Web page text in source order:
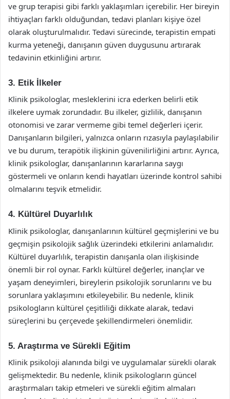
ve grup terapisi gibi farklı yaklaşımları içerebilir. Her bireyin
ihtiyaçları farklı olduğundan, tedavi planları kişiye özel
olarak oluşturulmalıdır. Tedavi sürecinde, terapistin empati
kurma yeteneği, danışanın güven duygusunu artırarak
tedavinin etkinliğini artırır.
3. Etik İlkeler
Klinik psikologlar, mesleklerini icra ederken belirli etik
ilkelere uymak zorundadır. Bu ilkeler, gizlilik, danışanın
otonomisi ve zarar vermeme gibi temel değerleri içerir.
Danışanların bilgileri, yalnızca onların rızasıyla paylaşılabilir
ve bu durum, terapötik ilişkinin güvenilirliğini artırır. Ayrıca,
klinik psikologlar, danışanlarının kararlarına saygı
göstermeli ve onların kendi hayatları üzerinde kontrol sahibi
olmalarını teşvik etmelidir.
4. Kültürel Duyarlılık
Klinik psikologlar, danışanlarının kültürel geçmişlerini ve bu
geçmişin psikolojik sağlık üzerindeki etkilerini anlamalıdır.
Kültürel duyarlılık, terapistin danışanla olan ilişkisinde
önemli bir rol oynar. Farklı kültürel değerler, inançlar ve
yaşam deneyimleri, bireylerin psikolojik sorunlarını ve bu
sorunlara yaklaşımını etkileyebilir. Bu nedenle, klinik
psikologların kültürel çeşitliliği dikkate alarak, tedavi
süreçlerini bu çerçevede şekillendirmeleri önemlidir.
5. Araştırma ve Sürekli Eğitim
Klinik psikoloji alanında bilgi ve uygulamalar sürekli olarak
gelişmektedir. Bu nedenle, klinik psikologların güncel
araştırmaları takip etmeleri ve sürekli eğitim almaları